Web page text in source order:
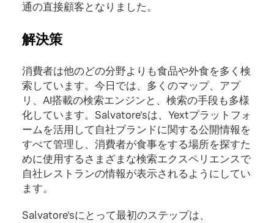
通の直接顧客となりました。
解決策
消費者は他のどの分野よりも食品や外食を多く検
索しています。今日では、多くのマップ、アプ
リ、AI搭載の検索エンジンと、検索の手段も多様
化しています。Salvatore'sは、Yextプラットフォ
ームを活用して自社ブランドに関する公開情報を
すべて管理し、消費者が食事をする場所を探すた
めに使用するさまざまな検索エクスペリエンスで
自社レストランの情報が表示されるようにしてい
ます。
Salvatore'sにとって最初のステップは、